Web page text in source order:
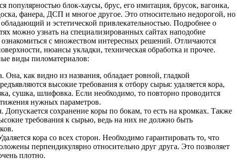
популярностью блок-хаусы, брус, его имитация, брусок, вагонка,
фанера, ДСП и многое другое. Это относительно недорогой, но
и эстетической привлекательностью. Подробнее о
можно узнать на специализированных сайтах наподобие
с множеством интересных решений. Отличаются
нюансы укладки, техническая обработка и прочее.
виды пиломатериалов:
Она, как видно из названия, обладает ровной, гладкой
высокие требования к отбору сырья: удаляется кора,
сушка, шлифовка. Если необходимо, то повторно проводится
нужных параметров.
Допускается сохранение коры по бокам, то есть на кромках. Также
требования к сырью, ведь на них не должно быть
кора со всех сторон. Необходимо гарантировать то, что
перпендикулярно относительно друг друга. Это позволяет
плотно.